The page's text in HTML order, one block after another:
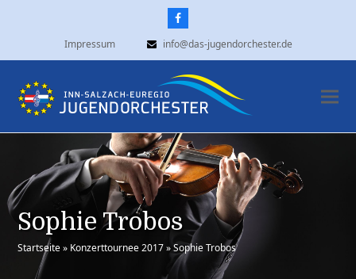
Facebook
Impressum info@das-jugendorchester.de
Sophie Trobos
Startseite» Konzerttournee 2017»Sophie Trobos